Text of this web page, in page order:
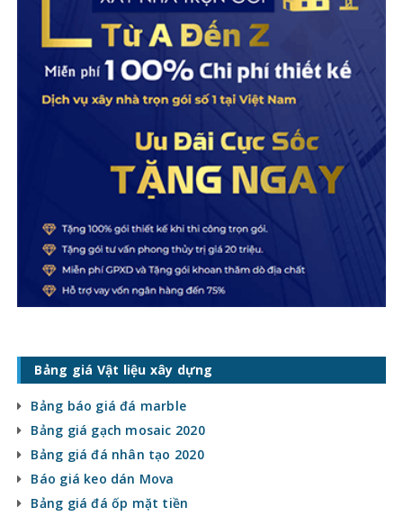
Bảng giá Vật liệu xây dựng
Bảng báo giá đá marble
Bảng giá gạch mosaic 2020
Bảng giá đá nhân tạo 2020
Báo giá keo dán Mova
Bảng giá đá ốp mặt tiền